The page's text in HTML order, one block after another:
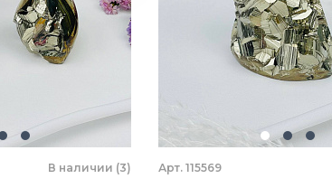
В наличии (3) Арт. 115569